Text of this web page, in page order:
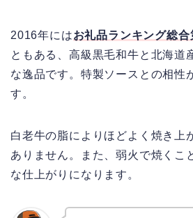
2016年にはお礼品ランキング総
ともある、高級黒毛和牛と北海道
な逸品です。特製ソースとの相性
す。
白老牛の脂によりほどよく焼き上
ありません。また、弱火で焼くこ
な仕上がりになります。